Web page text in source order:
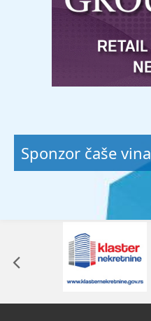
Sponzor čaše vina